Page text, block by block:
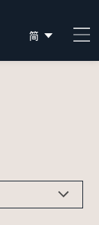
简
EN